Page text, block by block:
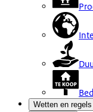
Wetten en regels